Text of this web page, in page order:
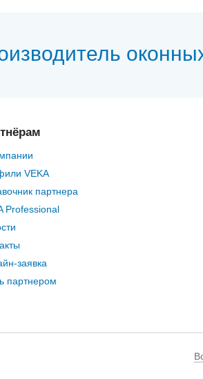
VEKA
партнера
Professional
заявка
партнером